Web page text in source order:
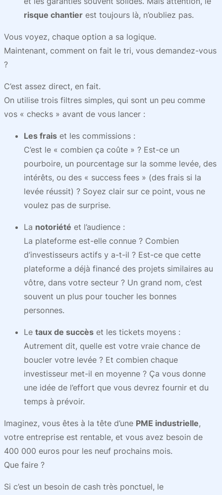
risque chantier est toujours là, n’oubliez pas.
Vous voyez, chaque option a sa logique.
Maintenant, comment on fait le tri, vous demandez-vous
?
C’est assez direct, en fait.
On utilise trois filtres simples, qui sont un peu comme
vos « checks » avant de vous lancer :
Les frais et les commissions :
C’est le « combien ça coûte » ? Est-ce un
pourboire, un pourcentage sur la somme levée, des
intérêts, ou des « success fees » (des frais si la
levée réussit) ? Soyez clair sur ce point, vous ne
voulez pas de surprise.
La notoriété et l’audience :
La plateforme est-elle connue ? Combien
d’investisseurs actifs y a-t-il ? Est-ce que cette
plateforme a déjà financé des projets similaires au
vôtre, dans votre secteur ? Un grand nom, c’est
souvent un plus pour toucher les bonnes
personnes.
Le taux de succès et les tickets moyens :
Autrement dit, quelle est votre vraie chance de
boucler votre levée ? Et combien chaque
investisseur met-il en moyenne ? Ça vous donne
une idée de l’effort que vous devrez fournir et du
temps à prévoir.
Imaginez, vous êtes à la tête d’une PME industrielle,
votre entreprise est rentable, et vous avez besoin de
400 000 euros pour les neuf prochains mois.
Que faire ?
Si c’est un besoin de cash très ponctuel, le